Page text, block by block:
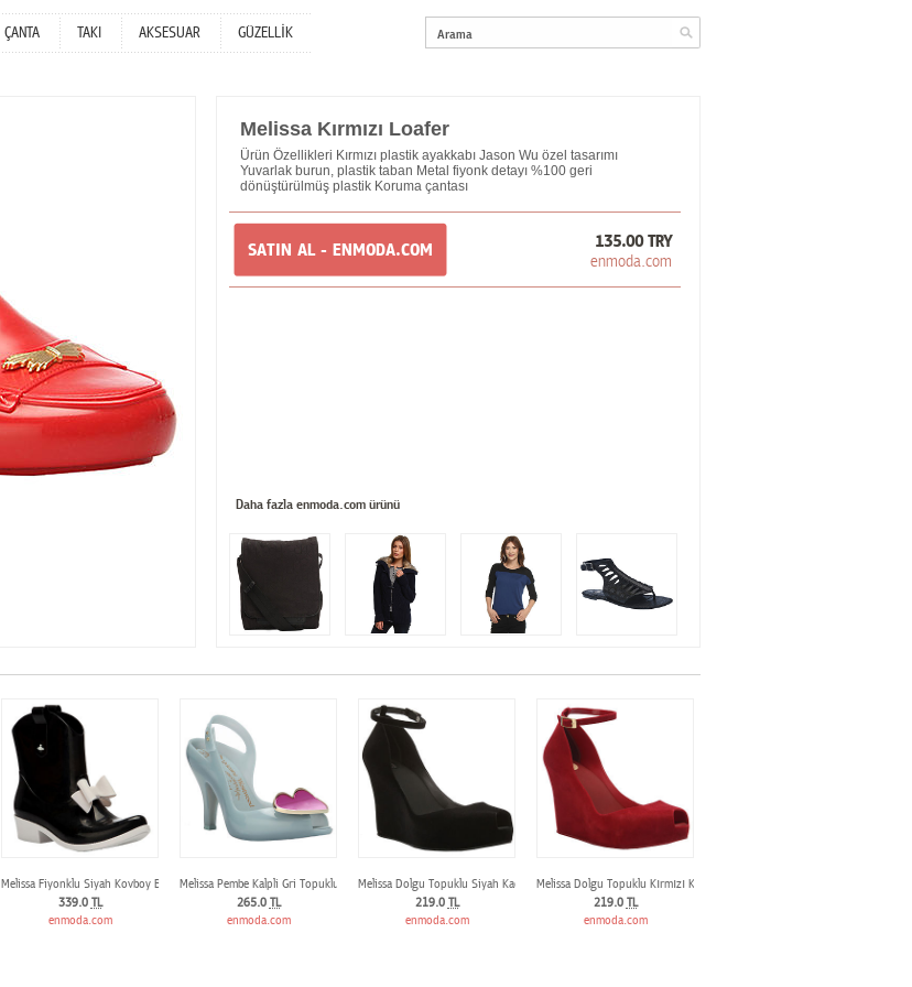
ÇANTA TAKI AKSESUAR GÜZELLİK
Melissa Kırmızı Loafer
Ürün Özellikleri Kırmızı plastik ayakkabı Jason Wu özel tasarımı
Yuvarlak burun, plastik taban Metal fiyonk detayı %100 geri
dönüştürülmüş plastik Koruma çantası
SATIN AL - ENMODA.COM 135.00 TRY
enmoda.com
Daha fazla enmoda.com ürünü
Melissa Fiyonklu Siyah Kovboy Botu
339.0 TL
enmoda.com
Melissa Pembe Kalpli Gri Topuklu Ayakkabı
265.0 TL
enmoda.com
Melissa Dolgu Topuklu Siyah Kadife Ayakkabı
219.0 TL
enmoda.com
Melissa Dolgu Topuklu Kırmızı Kadife Ayakkabı
219.0 TL
enmoda.com